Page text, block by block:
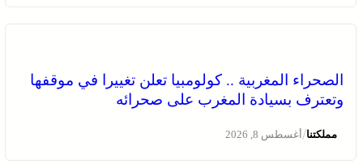
الصحراء المغربية .. كولومبيا تعلن تغييرا في موقفها
وتعترف بسيادة المغرب على صحرائه
مملكتنا/أغسطس 8, 2026
برقية تعزية ومواساة من أسرة جريدة “مملكتنا” إلى الأستاذ
المرحوم مُّحمد العمراني